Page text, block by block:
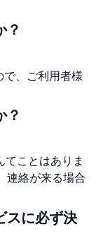
？
、ご利用者様
？
ことはありま
連絡が来る場合
スに必ず決